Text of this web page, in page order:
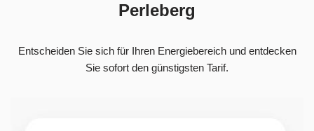
Perleberg
Entscheiden Sie sich für Ihren Energiebereich und entdecken
Sie sofort den günstigsten Tarif.